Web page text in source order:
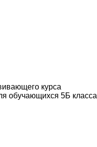
курса
обучающихся 5Б класса